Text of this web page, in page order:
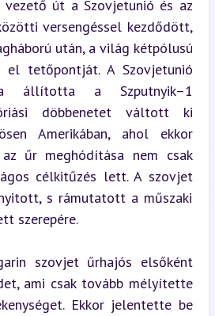
vezető út a Szovjetunió és az
versengéssel kezdődött,
után, a világ kétpólusú
tetőpontját. A Szovjetunió
állította a Szputnyik–1
döbbenetet váltott ki
Amerikában, ahol ekkor
űr meghódítása nem csak
célkitűzés lett. A szovjet
s rámutatott a műszaki
szerepére.
szovjet űrhajós elsőként
ami csak tovább mélyítette
Ekkor jelentette be